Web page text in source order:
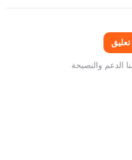
الدعم والنصيحة